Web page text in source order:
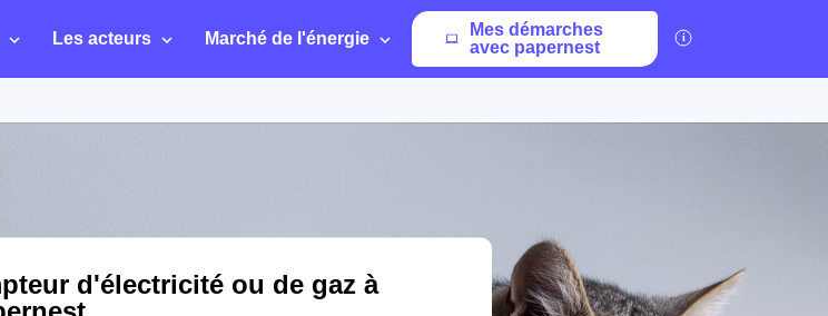
Les acteurs Marché de l'énergie
Mes démarches
avec papernest